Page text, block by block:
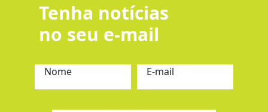
Tenha notícias
no seu e-mail
Nome E-mail